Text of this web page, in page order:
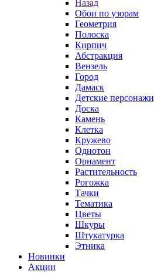
Назад
Обои по узорам
Геометрия
Полоска
Кирпич
Абстракция
Вензель
Город
Дамаск
Детские персонажи
Доска
Камень
Клетка
Кружево
Однотон
Орнамент
Растительность
Рогожка
Тачки
Тематика
Цветы
Шкуры
Штукатурка
Этника
Новинки
Акции